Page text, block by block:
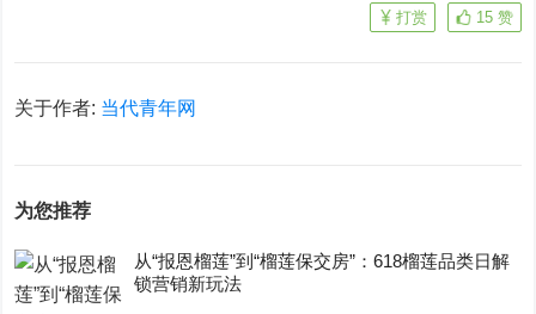
15 赞
打赏
关于作者: 当代青年网
为您推荐
从“报恩榴莲”到“榴莲保交房”：618榴莲品类日解
锁营销新玩法